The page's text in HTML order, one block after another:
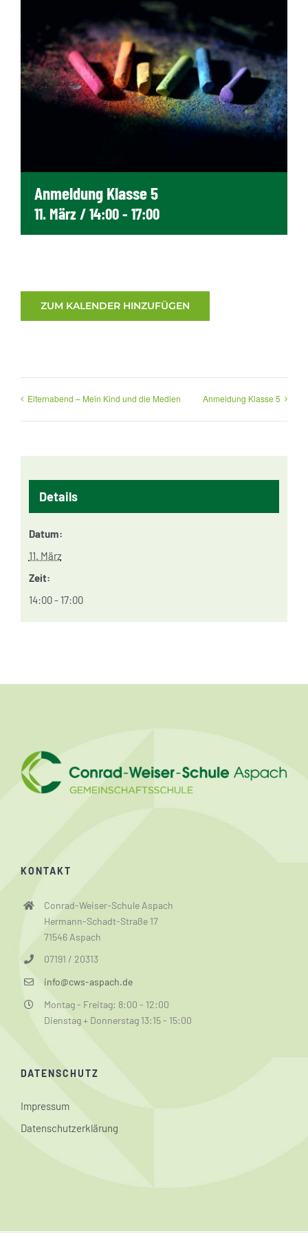
Anmeldung Klasse 5
11. März / 14:00- 17:00
ZUM KALENDER HINZUFÜGEN
Elternabend – Mein Kind und die Medien Anmeldung Klasse 5
Details
Datum:
11. März
Zeit:
14:00 - 17:00
KONTAKT
Conrad-Weiser-Schule Aspach
Hermann-Schadt-Straße 17
71546 Aspach
07191 / 20313
info@cws-aspach.de
Montag - Freitag: 8:00 - 12:00
Dienstag + Donnerstag 13:15 - 15:00
DATENSCHUTZ
Impressum
Datenschutzerklärung